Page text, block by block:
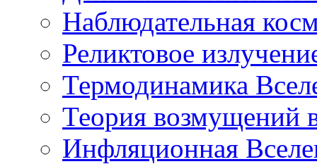
Наблюдательная
Реликтовое
Термодинамика
Теория возмущений
Инфляционная